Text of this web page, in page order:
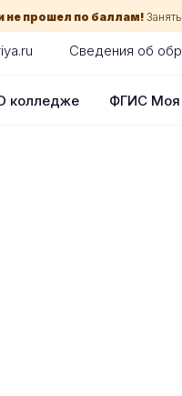
не прошел по баллам!
Сведения об
колледже ФГИС Моя